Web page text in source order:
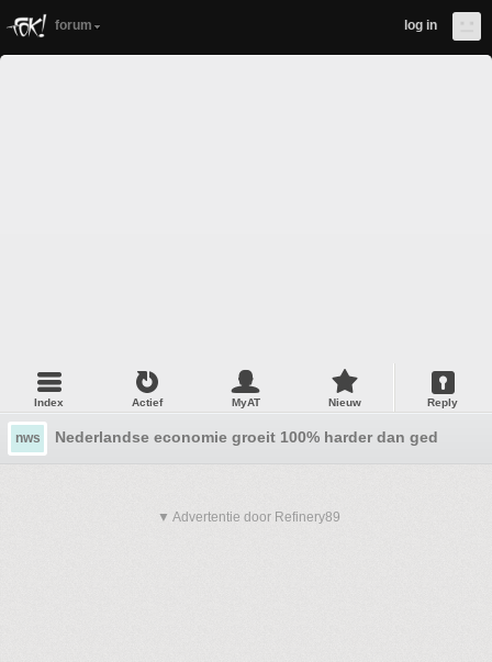
forum log in
Index Actief MyAT Nieuw Reply
nws Nederlandse economie groeit 100% harder dan gedacht
▼ Advertentie door Refinery89